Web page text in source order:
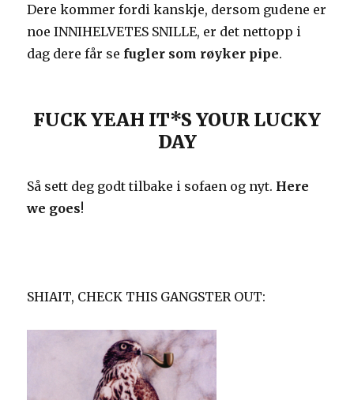
Dere kommer fordi kanskje, dersom gudene er
noe INNIHELVETES SNILLE, er det nettopp i
dag dere får se fugler som røyker pipe.
FUCK YEAH IT*S YOUR LUCKY
DAY
Så sett deg godt tilbake i sofaen og nyt. Here
we goes!
SHIAIT, CHECK THIS GANGSTER OUT: